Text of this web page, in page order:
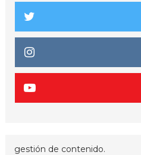
gestión de contenido.